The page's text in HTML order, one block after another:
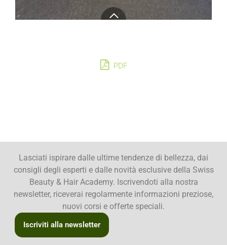
PDF
Lasciati ispirare dalle ultime tendenze di bellezza, dai
consigli degli esperti e dalle novità esclusive della Swiss
Beauty & Hair Academy. Iscrivendoti alla nostra
newsletter, riceverai regolarmente informazioni preziose,
nuovi corsi e offerte speciali.
Iscriviti alla newsletter